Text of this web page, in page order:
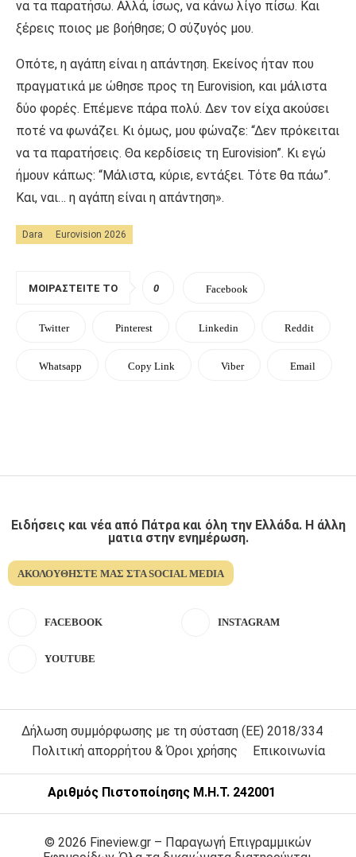
να τα παρατήσω. Αλλά, ίσως, να κάνω λίγο πίσω. Και
ξέρεις ποιος με βοήθησε; Ο σύζυγός μου.
Οπότε, η αγάπη είναι η απάντηση. Εκείνος ήταν που
πραγματικά με ώθησε προς τη Eurovision, και μάλιστα
δύο φορές. Επέμενε πάρα πολύ. Δεν τον είχα ακούσει
ποτέ να φωνάζει. Κι όμως, μου φώναζε: “Δεν πρόκειται
να τα παρατήσεις. Θα κερδίσεις τη Eurovision”. Κι εγώ
ήμουν κάπως: “Μάλιστα, κύριε, εντάξει. Τότε θα πάω”.
Και, ναι… η αγάπη είναι η απάντηση».
Dara Eurovision 2026
ΜΟΙΡΑΣΤΕΊΤΕ ΤΟ 0 Facebook
Twitter Pinterest Linkedin Reddit
Whatsapp Copy Link Viber Email
Ειδήσεις και νέα από Πάτρα και όλη την Ελλάδα. Η άλλη
ματια στην ενημέρωση.
ΑΚΟΛΟΥΘΉΣΤΕ ΜΑΣ ΣΤΑ SOCIAL MEDIA
FACEBOOK INSTAGRAM
YOUTUBE
Δήλωση συμμόρφωσης με τη σύσταση (ΕΕ) 2018/334
Πολιτική απορρήτου & Όροι χρήσης
Επικοινωνία
Αριθμός Πιστοποίησης Μ.Η.Τ. 242001
© 2026 Fineview.gr – Παραγωγή Επιγραμμικών